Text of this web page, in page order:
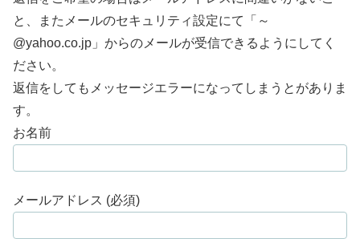
と、またメールのセキュリティ設定にて「～
@yahoo.co.jp」からのメールが受信できるようにしてく
ださい。
返信をしてもメッセージエラーになってしまうとがありま
す。
お名前
メールアドレス (必須)